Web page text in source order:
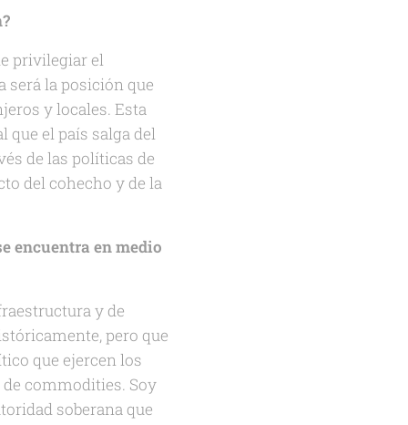
privilegiar el
será la posición que
y locales. Esta
que el país salga del
de las políticas de
del cohecho y de la
encuentra en medio
y de
pero que
que ejercen los
commodities. Soy
soberana que